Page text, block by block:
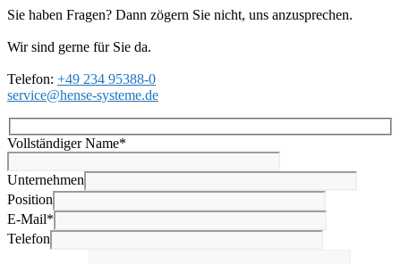
Sie haben Fragen? Dann zögern Sie nicht, uns anzusprechen.
Wir sind gerne für Sie da.
Telefon: +49 234 95388-0
service@hense-systeme.de
Vollständiger Name*
Unternehmen
Position
E-Mail*
Telefon